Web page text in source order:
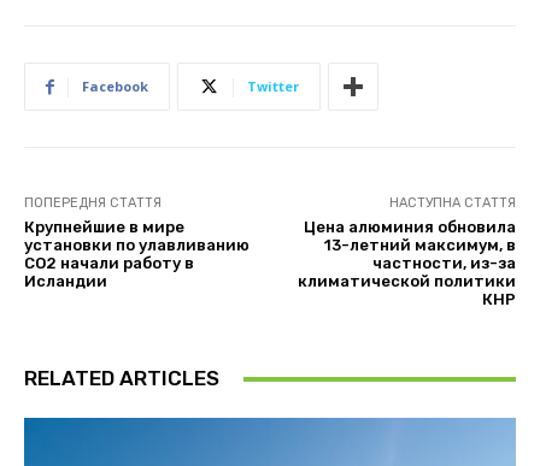
Facebook Twitter
ПОПЕРЕДНЯ СТАТТЯ
Крупнейшие в мире
установки по улавливанию
СО2 начали работу в
Исландии
НАСТУПНА СТАТТЯ
Цена алюминия обновила
13-летний максимум, в
частности, из-за
климатической политики
КНР
RELATED ARTICLES